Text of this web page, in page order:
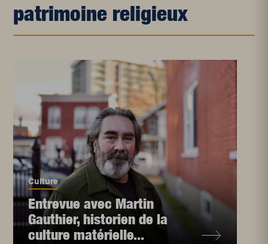
patrimoine religieux
Culture
Entrevue avec Martin
Gauthier, historien de la
culture matérielle...